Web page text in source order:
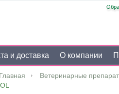
и доставка О компании
Главная Ветеринарные